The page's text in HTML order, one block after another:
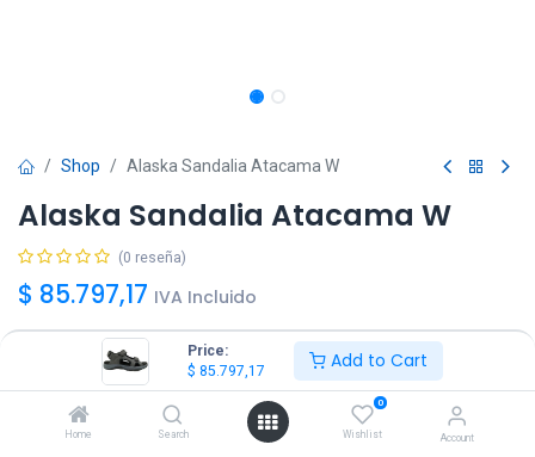
Price:
$ 85.797,17 Add to Cart
Home Search
0
Wishlist Account
Shop Alaska Sandalia Atacama W
Alaska Sandalia Atacama W
(0 reseña)
$ 85.797,17 IVA Incluido
38